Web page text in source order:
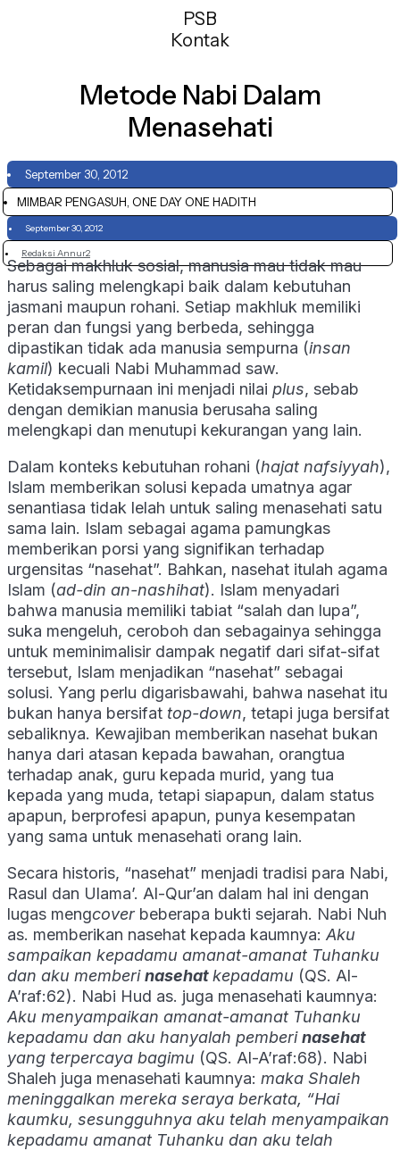
PSB
Kontak
Metode Nabi Dalam
Menasehati
September 30, 2012
MIMBAR PENGASUH, ONE DAY ONE HADITH
September 30, 2012
Redaksi Annur2
Sebagai makhluk sosial, manusia mau tidak mau
harus saling melengkapi baik dalam kebutuhan
jasmani maupun rohani. Setiap makhluk memiliki
peran dan fungsi yang berbeda, sehingga
dipastikan tidak ada manusia sempurna (insan
kamil) kecuali Nabi Muhammad saw.
Ketidaksempurnaan ini menjadi nilai plus, sebab
dengan demikian manusia berusaha saling
melengkapi dan menutupi kekurangan yang lain.
Dalam konteks kebutuhan rohani (hajat nafsiyyah),
Islam memberikan solusi kepada umatnya agar
senantiasa tidak lelah untuk saling menasehati satu
sama lain. Islam sebagai agama pamungkas
memberikan porsi yang signifikan terhadap
urgensitas “nasehat”. Bahkan, nasehat itulah agama
Islam (ad-din an-nashihat). Islam menyadari
bahwa manusia memiliki tabiat “salah dan lupa”,
suka mengeluh, ceroboh dan sebagainya sehingga
untuk meminimalisir dampak negatif dari sifat-sifat
tersebut, Islam menjadikan “nasehat” sebagai
solusi. Yang perlu digarisbawahi, bahwa nasehat itu
bukan hanya bersifat top-down, tetapi juga bersifat
sebaliknya. Kewajiban memberikan nasehat bukan
hanya dari atasan kepada bawahan, orangtua
terhadap anak, guru kepada murid, yang tua
kepada yang muda, tetapi siapapun, dalam status
apapun, berprofesi apapun, punya kesempatan
yang sama untuk menasehati orang lain.
Secara historis, “nasehat” menjadi tradisi para Nabi,
Rasul dan Ulama’. Al-Qur’an dalam hal ini dengan
lugas mengcover beberapa bukti sejarah. Nabi Nuh
as. memberikan nasehat kepada kaumnya: Aku
sampaikan kepadamu amanat-amanat Tuhanku
dan aku memberinasehatkepadamu (QS. Al-
A’raf:62). Nabi Hud as. juga menasehati kaumnya:
Aku menyampaikan amanat-amanat Tuhanku
kepadamu dan aku hanyalah pemberinasehat
yang terpercaya bagimu (QS. Al-A’raf:68). Nabi
Shaleh juga menasehati kaumnya: maka Shaleh
meninggalkan mereka seraya berkata, “Hai
kaumku, sesungguhnya aku telah menyampaikan
kepadamu amanat Tuhanku dan aku telah